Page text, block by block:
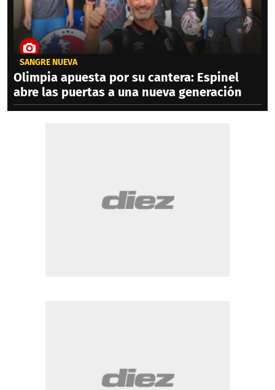
SANGRE NUEVA
Olimpia apuesta por su cantera: Espinel
abre las puertas a una nueva generación